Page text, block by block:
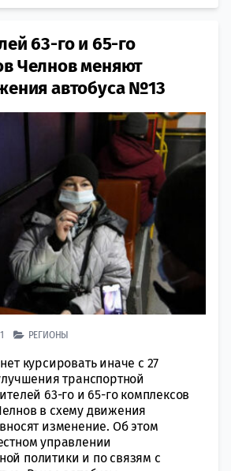
63-го и 65-го
Челнов меняют
автобуса №13
РЕГИОНЫ
курсировать иначе с 27
транспортной
63-го и 65-го комплексов
в схему движения
изменение. Об этом
управлении
политики и по связям с